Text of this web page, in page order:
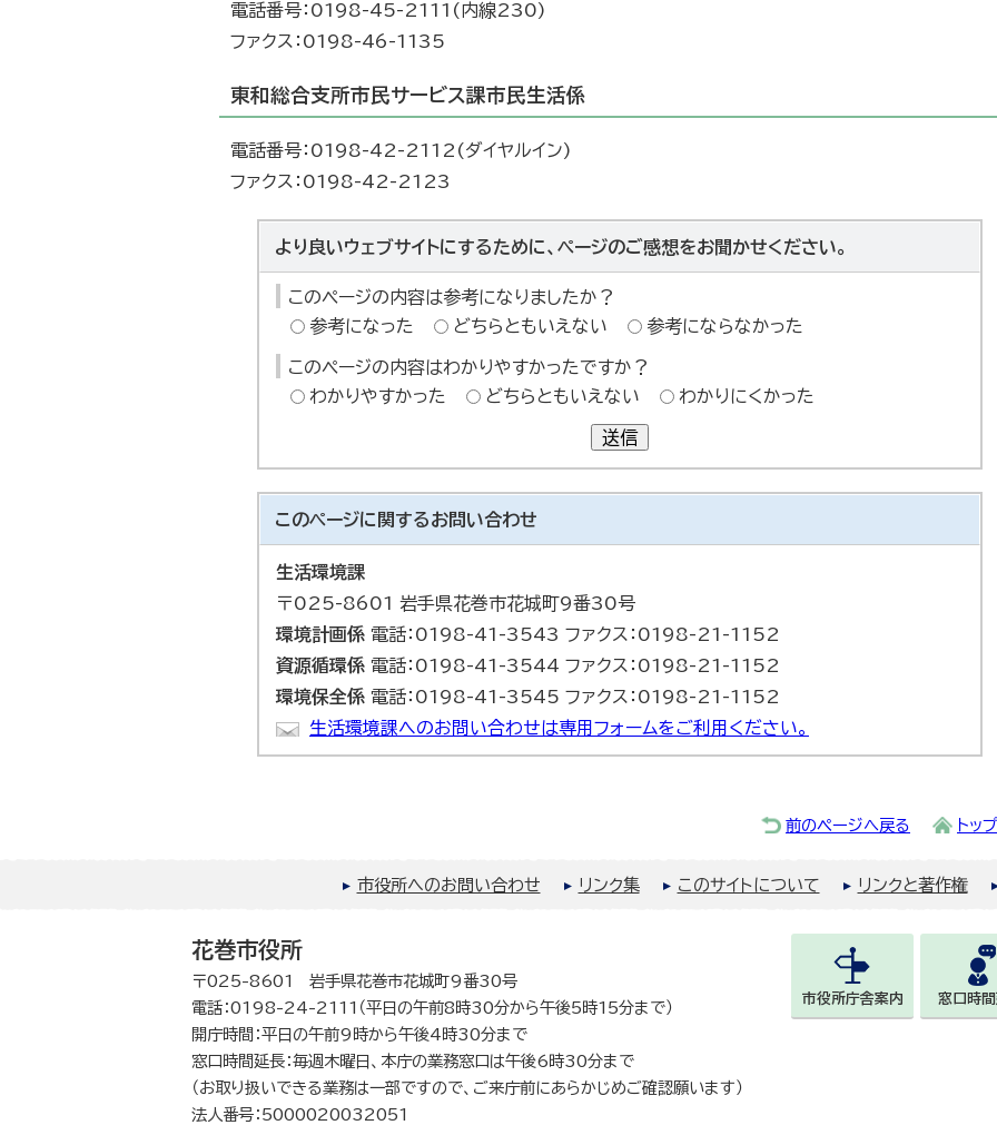
電話番号：0198-45-2111(内線230)
ファクス：0198-46-1135
東和総合支所市民サービス課市民生活係
電話番号：0198-42-2112(ダイヤルイン)
ファクス：0198-42-2123
より良いウェブサイトにするために、ページのご感想をお聞かせください。
このページの内容は参考になりましたか？
参考になった
どちらともいえない 参考にならなかった
このページの内容はわかりやすかったですか？
わかりやすかった
どちらともいえない わかりにくかった
送信
このページに関するお問い合わせ
生活環境課
〒025-8601 岩手県花巻市花城町9番30号
環境計画係 電話：0198-41-3543 ファクス：0198-21-1152
資源循環係 電話：0198-41-3544 ファクス：0198-21-1152
環境保全係 電話：0198-41-3545 ファクス：0198-21-1152
生活環境課へのお問い合わせは専用フォームをご利用ください。
前のページへ戻る トッ
市役所へのお問い合わせ リンク集 このサイトについて リンクと著作権
花巻市役所
〒025-8601 岩手県花巻市花城町9番30号
電話：0198-24-2111（平日の午前8時30分から午後5時15分まで）
開庁時間：平日の午前9時から午後4時30分まで
窓口時間延長：毎週木曜日、本庁の業務窓口は午後6時30分まで
（お取り扱いできる業務は一部ですので、ご来庁前にあらかじめご確認願います）
法人番号：5000020032051
市役所庁舎案内 窓口時